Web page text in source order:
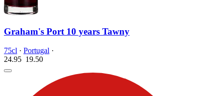
Graham's Port 10 years Tawny
75cl · Portugal ·
24.95 19.50